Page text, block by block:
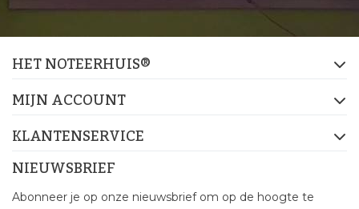
HET NOTEERHUIS®
MIJN ACCOUNT
KLANTENSERVICE
NIEUWSBRIEF
Abonneer je op onze nieuwsbrief om op de hoogte te